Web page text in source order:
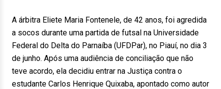
A árbitra Eliete Maria Fontenele, de 42 anos, foi agredida
a socos durante uma partida de futsal na Universidade
Federal do Delta do Parnaíba (UFDPar), no Piauí, no dia 3
de junho. Após uma audiência de conciliação que não
teve acordo, ela decidiu entrar na Justiça contra o
estudante Carlos Henrique Quixaba, apontado como autor